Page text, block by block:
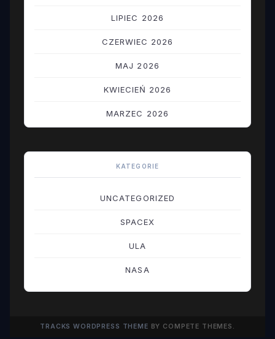
LIPIEC 2026
CZERWIEC 2026
MAJ 2026
KWIECIEŃ 2026
MARZEC 2026
CZERWIEC 2025
KATEGORIE
UNCATEGORIZED
SPACEX
ULA
NASA
TRACKS WORDPRESS THEME BY COMPETE THEMES.